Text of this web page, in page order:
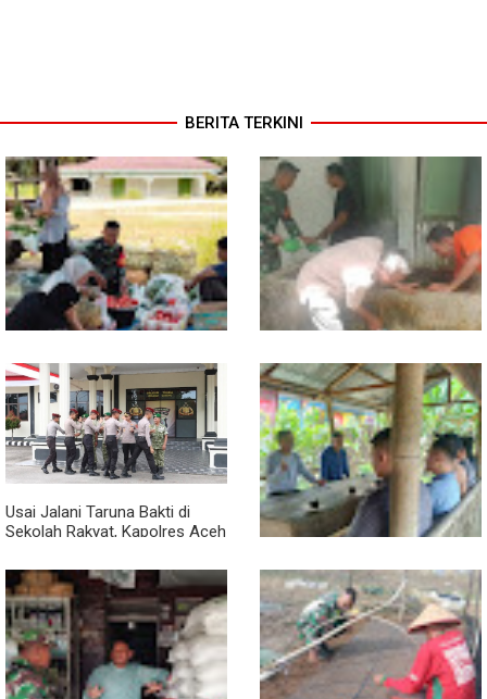
BERITA TERKINI
Babinsa Turun ke Pasar, Harga
dan Ketersediaan Sembako
Dipantau
Semangat Gotong Royong,
Babinsa dan Warga Bersihkan
Penampungan Air Masjid
Usai Jalani Taruna Bakti di
Sekolah Rakyat, Kapolres Aceh
Perwira Polri
Sambil Ngopi, Plh. Pasiter
Kodim 0118/Subulussalam
Beri Motivasi Pemuda Calon
Peserta Seleksi Komcad